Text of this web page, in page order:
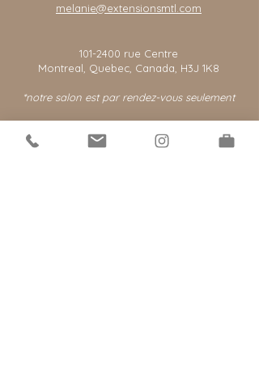
melanie@extensionsmtl.com
101-2400 rue Centre
Montreal, Quebec, Canada, H3J 1K8
*notre salon est par rendez-vous seulement